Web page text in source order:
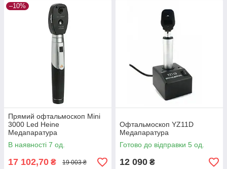
–10%
Прямий офтальмоскоп Mini
3000 Led Heine
Медапаратура
В наявності 7 од.
17 102,70 ₴ 19 003 ₴
Офтальмоскоп YZ11D
Медапаратура
Готово до відправки 5 од.
12 090 ₴